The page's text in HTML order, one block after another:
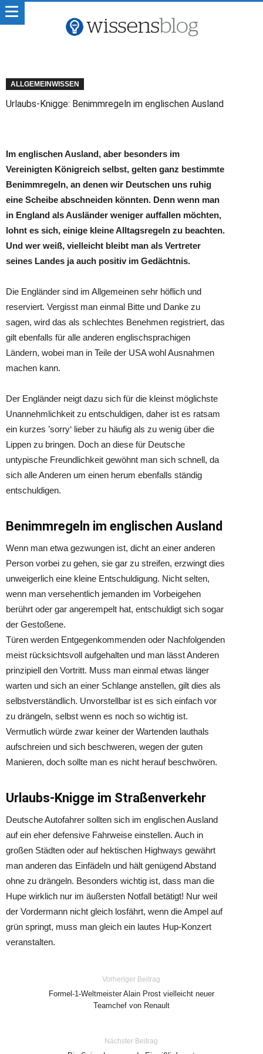
ALLGEMEINWISSEN
Urlaubs-Knigge: Benimmregeln im englischen Ausland
Im englischen Ausland, aber besonders im
Vereinigten Königreich selbst, gelten ganz bestimmte
Benimmregeln, an denen wir Deutschen uns ruhig
eine Scheibe abschneiden könnten. Denn wenn man
in England als Ausländer weniger auffallen möchten,
lohnt es sich, einige kleine Alltagsregeln zu beachten.
Und wer weiß, vielleicht bleibt man als Vertreter
seines Landes ja auch positiv im Gedächtnis.
Die Engländer sind im Allgemeinen sehr höflich und
reserviert. Vergisst man einmal Bitte und Danke zu
sagen, wird das als schlechtes Benehmen registriert, das
gilt ebenfalls für alle anderen englischsprachigen
Ländern, wobei man in Teile der USA wohl Ausnahmen
machen kann.
Der Engländer neigt dazu sich für die kleinst möglichste
Unannehmlichkeit zu entschuldigen, daher ist es ratsam
ein kurzes ’sorry‘ lieber zu häufig als zu wenig über die
Lippen zu bringen. Doch an diese für Deutsche
untypische Freundlichkeit gewöhnt man sich schnell, da
sich alle Anderen um einen herum ebenfalls ständig
entschuldigen.
Benimmregeln im englischen Ausland
Wenn man etwa gezwungen ist, dicht an einer anderen
Person vorbei zu gehen, sie gar zu streifen, erzwingt dies
unweigerlich eine kleine Entschuldigung. Nicht selten,
wenn man versehentlich jemanden im Vorbeigehen
berührt oder gar angerempelt hat, entschuldigt sich sogar
der Gestoßene.
Türen werden Entgegenkommenden oder Nachfolgenden
meist rücksichtsvoll aufgehalten und man lässt Anderen
prinzipiell den Vortritt. Muss man einmal etwas länger
warten und sich an einer Schlange anstellen, gilt dies als
selbstverständlich. Unvorstellbar ist es sich einfach vor
zu drängeln, selbst wenn es noch so wichtig ist.
Vermutlich würde zwar keiner der Wartenden lauthals
aufschreien und sich beschweren, wegen der guten
Manieren, doch sollte man es nicht herauf beschwören.
Urlaubs-Knigge im Straßenverkehr
Deutsche Autofahrer sollten sich im englischen Ausland
auf ein eher defensive Fahrweise einstellen. Auch in
großen Städten oder auf hektischen Highways gewährt
man anderen das Einfädeln und hält genügend Abstand
ohne zu drängeln. Besonders wichtig ist, dass man die
Hupe wirklich nur im äußersten Notfall betätigt! Nur weil
der Vordermann nicht gleich losfährt, wenn die Ampel auf
grün springt, muss man gleich ein lautes Hup-Konzert
veranstalten.
Vorheriger Beitrag
Formel-1-Weltmeister Alain Prost vielleicht neuer
Teamchef von Renault
Nächster Beitrag